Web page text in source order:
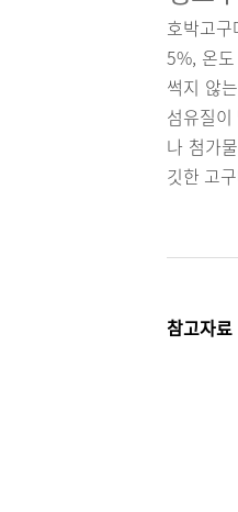
호박고
5%, 온
썩지 않
섬유질
나 첨가
깃한 고
참고자료